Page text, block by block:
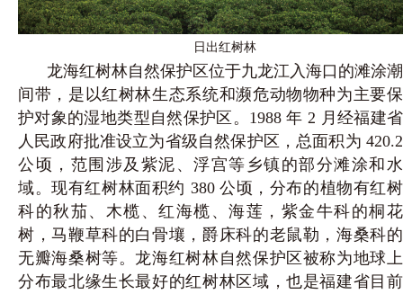
日出红树林
龙海红树林自然保护区位于九龙江入海口的滩涂潮
间带，是以红树林生态系统和濒危动物物种为主要保
护对象的湿地类型自然保护区。1988 年 2 月经福建省
人民政府批准设立为省级自然保护区，总面积为 420.2
公顷，范围涉及紫泥、浮宫等乡镇的部分滩涂和水
域。现有红树林面积约 380 公顷，分布的植物有红树
科的秋茄、木榄、红海榄、海莲，紫金牛科的桐花
树，马鞭草科的白骨壤，爵床科的老鼠勒，海桑科的
无瓣海桑树等。龙海红树林自然保护区被称为地球上
分布最北缘生长最好的红树林区域，也是福建省目前